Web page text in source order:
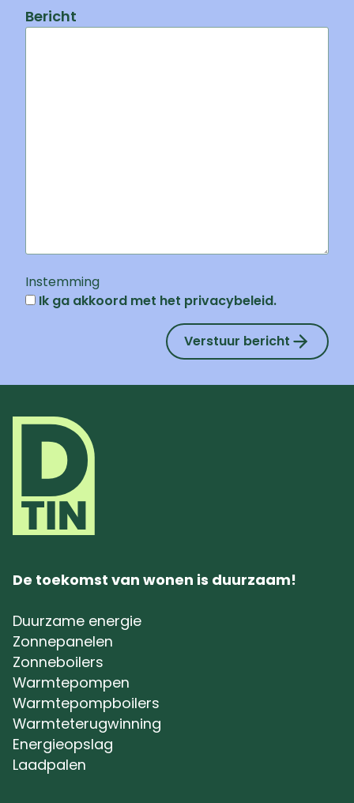
Bericht
Instemming
Ik ga akkoord met het privacybeleid.
Verstuur bericht
De toekomst van wonen is duurzaam!
Duurzame energie
Zonnepanelen
Zonneboilers
Warmtepompen
Warmtepompboilers
Warmteterugwinning
Energieopslag
Laadpalen